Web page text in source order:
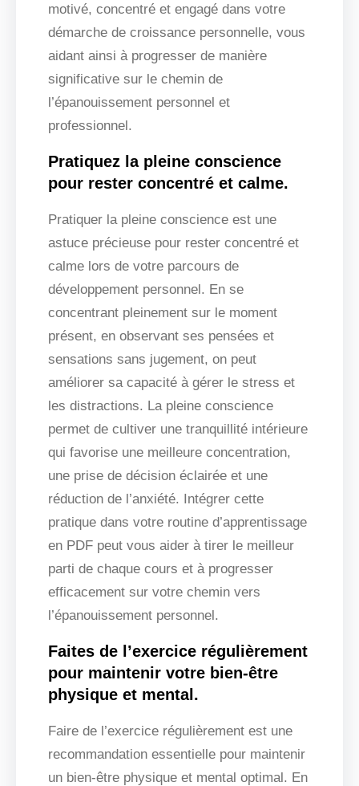
motivé, concentré et engagé dans votre
démarche de croissance personnelle, vous
aidant ainsi à progresser de manière
significative sur le chemin de
l’épanouissement personnel et
professionnel.
Pratiquez la pleine conscience
pour rester concentré et calme.
Pratiquer la pleine conscience est une
astuce précieuse pour rester concentré et
calme lors de votre parcours de
développement personnel. En se
concentrant pleinement sur le moment
présent, en observant ses pensées et
sensations sans jugement, on peut
améliorer sa capacité à gérer le stress et
les distractions. La pleine conscience
permet de cultiver une tranquillité intérieure
qui favorise une meilleure concentration,
une prise de décision éclairée et une
réduction de l’anxiété. Intégrer cette
pratique dans votre routine d’apprentissage
en PDF peut vous aider à tirer le meilleur
parti de chaque cours et à progresser
efficacement sur votre chemin vers
l’épanouissement personnel.
Faites de l’exercice régulièrement
pour maintenir votre bien-être
physique et mental.
Faire de l’exercice régulièrement est une
recommandation essentielle pour maintenir
un bien-être physique et mental optimal. En